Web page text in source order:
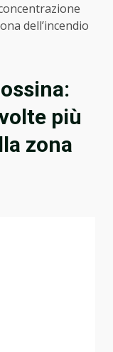
dell’incendio
più
zona